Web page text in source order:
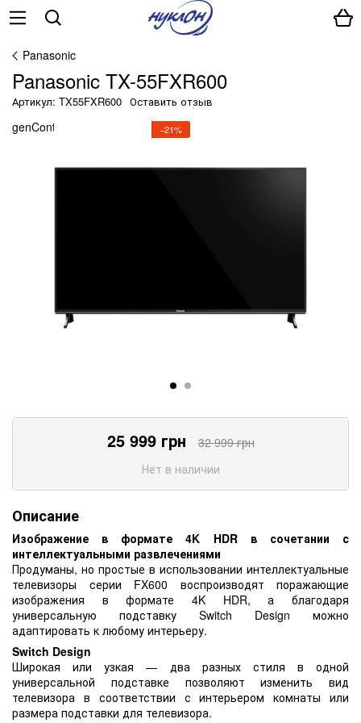
Panasonic
Panasonic TX-55FXR600
Артикул: TX55FXR600 Оставить отзыв
genContainerUniqueId() ?> −21%
25 999грн 32 999грн
Нет в наличии
Описание
Изображение в формате 4K HDR в сочетании с
интеллектуальными развлечениями
Продуманы, но простые в использовании интеллектуальные
телевизоры серии FX600 воспроизводят поражающие
изображения в формате 4K HDR, а благодаря
универсальную подставку Switch Design можно
адаптировать к любому интерьеру.
Switch Design
Широкая или узкая — два разных стиля в одной
универсальной подставке позволяют изменить вид
телевизора в соответствии с интерьером комнаты или
размера подставки для телевизора.